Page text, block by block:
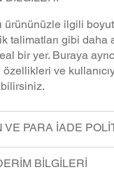
ürününüzle ilgili
talimatları gibi daha
bir yer. Buraya
özellikleri ve
VE PARA İADE
BİLGİLERİ